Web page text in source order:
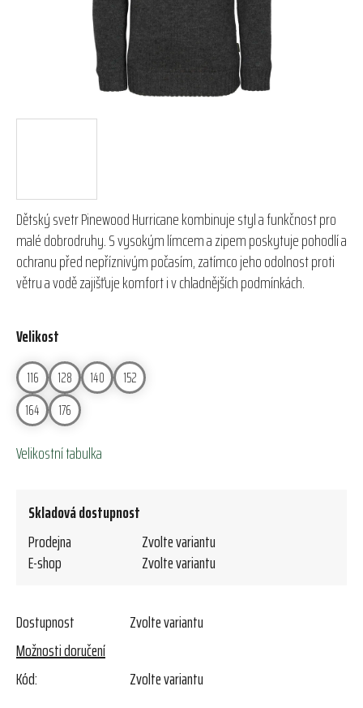
Dětský svetr Pinewood Hurricane kombinuje styl a funkčnost pro
malé dobrodruhy. S vysokým límcem a zipem poskytuje pohodlí a
ochranu před nepříznivým počasím, zatímco jeho odolnost proti
větru a vodě zajišťuje komfort i v chladnějších podmínkách.
Velikost
116 128 140
152
164
176
Velikostní tabulka
Skladová dostupnost
Prodejna
Zvolte variantu
E-shop
Zvolte variantu
Dostupnost
Zvolte variantu
Možnosti doručení
Kód:
Zvolte variantu